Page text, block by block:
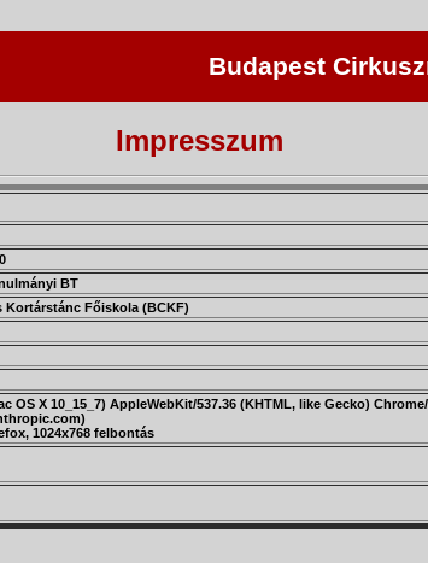
Budapest
Impresszum
BT
Kortárstánc Főiskola (BCKF)
OS X 10_15_7) AppleWebKit/537.36 (KHTML, like Gecko)
1024x768 felbontás